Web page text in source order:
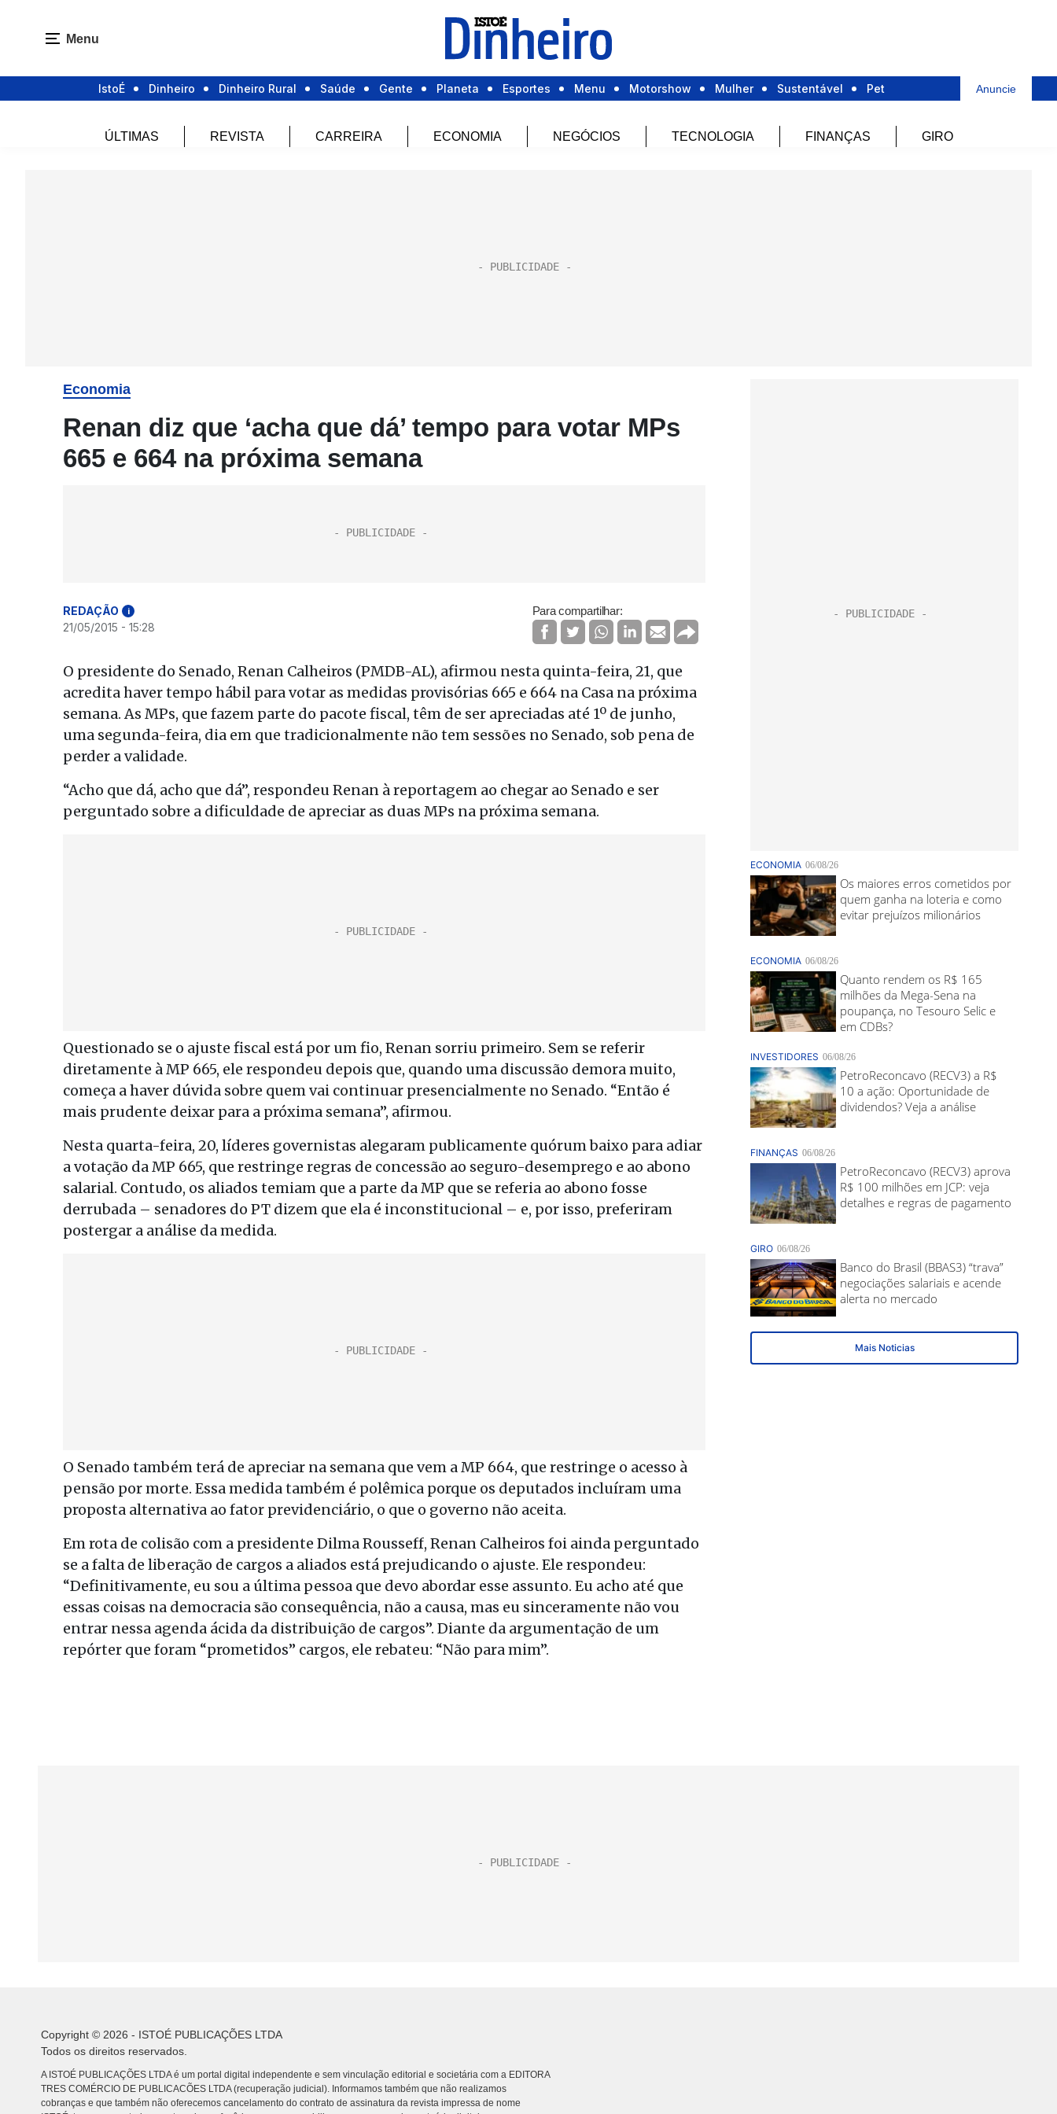
Menu
IstoÉ Dinheiro Dinheiro Rural Saúde Gente Planeta Esportes Menu Motorshow Mulher Sustentável Pet Anuncie
ÚLTIMAS REVISTA CARREIRA ECONOMIA NEGÓCIOS TECNOLOGIA FINANÇAS GIRO
Economia
Renan diz que ‘acha que dá’ tempo para votar MPs
665 e 664 na próxima semana
REDAÇÃO i
21/05/2015 - 15:28
Para compartilhar:
O presidente do Senado, Renan Calheiros (PMDB-AL), afirmou nesta quinta-feira, 21, que
acredita haver tempo hábil para votar as medidas provisórias 665 e 664 na Casa na próxima
semana. As MPs, que fazem parte do pacote fiscal, têm de ser apreciadas até 1º de junho,
uma segunda-feira, dia em que tradicionalmente não tem sessões no Senado, sob pena de
perder a validade.
“Acho que dá, acho que dá”, respondeu Renan à reportagem ao chegar ao Senado e ser
perguntado sobre a dificuldade de apreciar as duas MPs na próxima semana.
Questionado se o ajuste fiscal está por um fio, Renan sorriu primeiro. Sem se referir
diretamente à MP 665, ele respondeu depois que, quando uma discussão demora muito,
começa a haver dúvida sobre quem vai continuar presencialmente no Senado. “Então é
mais prudente deixar para a próxima semana”, afirmou.
Nesta quarta-feira, 20, líderes governistas alegaram publicamente quórum baixo para adiar
a votação da MP 665, que restringe regras de concessão ao seguro-desemprego e ao abono
salarial. Contudo, os aliados temiam que a parte da MP que se referia ao abono fosse
derrubada – senadores do PT dizem que ela é inconstitucional – e, por isso, preferiram
postergar a análise da medida.
O Senado também terá de apreciar na semana que vem a MP 664, que restringe o acesso à
pensão por morte. Essa medida também é polêmica porque os deputados incluíram uma
proposta alternativa ao fator previdenciário, o que o governo não aceita.
Em rota de colisão com a presidente Dilma Rousseff, Renan Calheiros foi ainda perguntado
se a falta de liberação de cargos a aliados está prejudicando o ajuste. Ele respondeu:
“Definitivamente, eu sou a última pessoa que devo abordar esse assunto. Eu acho até que
essas coisas na democracia são consequência, não a causa, mas eu sinceramente não vou
entrar nessa agenda ácida da distribuição de cargos”. Diante da argumentação de um
repórter que foram “prometidos” cargos, ele rebateu: “Não para mim”.
Copyright © 2026 - ISTOÉ PUBLICAÇÕES LTDA
Todos os direitos reservados.
A ISTOÉ PUBLICAÇÕES LTDA é um portal digital independente e sem vinculação editorial e societária com a EDITORA
TRES COMÉRCIO DE PUBLICACÕES LTDA (recuperação judicial). Informamos também que não realizamos
cobranças e que também não oferecemos cancelamento do contrato de assinatura da revista impressa de nome